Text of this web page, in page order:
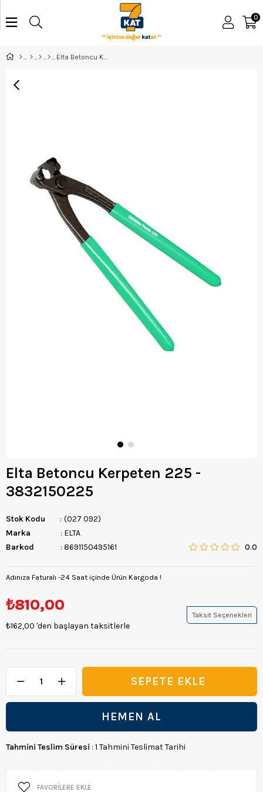
0
Elta Betoncu Kerpeten 225 -
3832150225
Stok Kodu
(027 092)
Marka
: ELTA
Barkod
: 8691150495161 0.0
Adınıza Faturalı -24 Saat içinde Ürün Kargoda !
₺810,00
₺162,00 'den başlayan taksitlerle
Taksit Seçenekleri
Tahmini Teslim Süresi : 1 Tahmini Teslimat Tarihi
FAVORILERE EKLE